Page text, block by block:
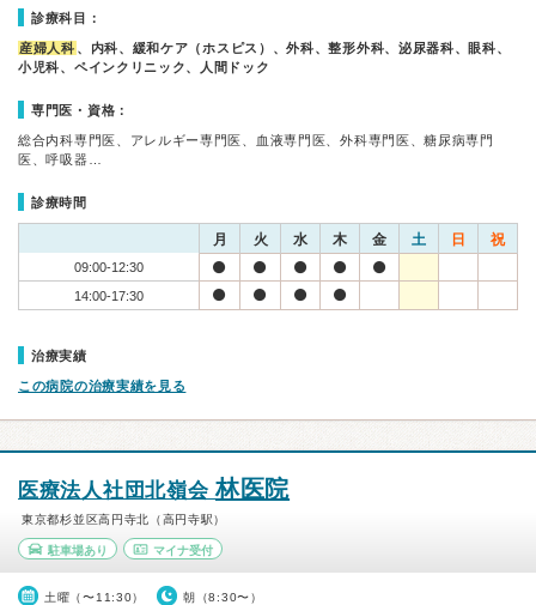
診療科目：
産婦人科 、内科、緩和ケア（ホスピス）、外科、整形外科、泌尿器科、眼科、
小児科、ペインクリニック、人間ドック
専門医・資格：
総合内科専門医、アレルギー専門医、血液専門医、外科専門医、糖尿病専門
医、呼吸器…
診療時間
月 火 水 木 金 土 日 祝
09:00-12:30
14:00-17:30
治療実績
この病院の治療実績を見る
医療法人社団北嶺会林医院
東京都杉並区高円寺北（高円寺駅）
駐車場あり マイナ受付
土曜（〜11:30） 朝（8:30〜）